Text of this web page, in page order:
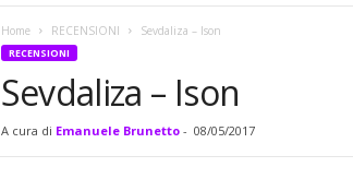
i
Home RECENSIONI Sevdaliza – Ison
RECENSIONI
Sevdaliza – Ison
A cura di Emanuele Brunetto- 08/05/2017